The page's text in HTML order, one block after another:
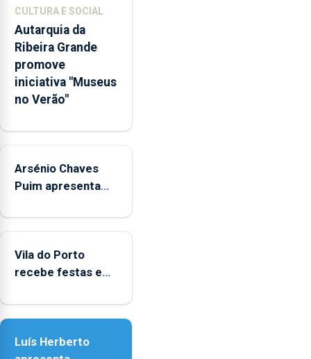
e
o
maior
número
de
candidatos
30
exceto
durante
pandemia.
dos
Açores
665
vagas
e
CULTURA E SOCIAL
Autarquia da
Ribeira Grande
promove
iniciativa "Museus
no Verão"
Arsénio Chaves
Puim apresenta
Biblioteca de Vila
Vila do Porto
recebe festas em
Senhora da
Luís Herberto